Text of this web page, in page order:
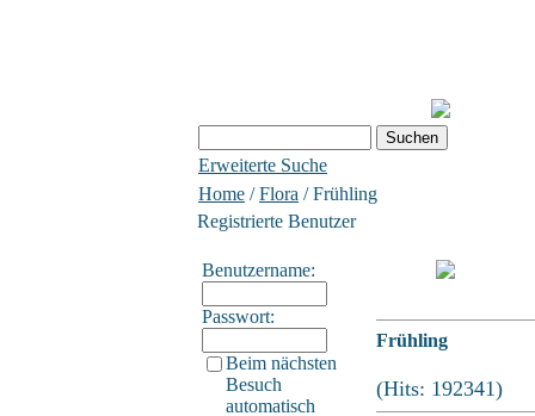
Erweiterte Suche
Home /Flora / Frühling
Registrierte Benutzer
Benutzername:
Passwort:
Beim nächsten
Besuch
automatisch
Frühling
(Hits: 192341)